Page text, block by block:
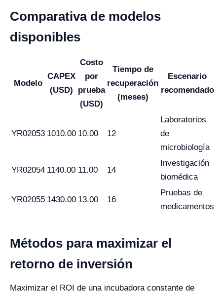
Comparativa de modelos
disponibles
Modelo
CAPEX
(USD)
Costo
por
prueba
(USD)
Tiempo de
recuperación
(meses)
Escenario
recomendado
YR02053 1010.00 10.00 12
Laboratorios
de
microbiología
YR02054 1140.00 11.00 14
Investigación
biomédica
YR02055 1430.00 13.00 16
Pruebas de
medicamentos
Métodos para maximizar el
retorno de inversión
Maximizar el ROI de una incubadora constante de